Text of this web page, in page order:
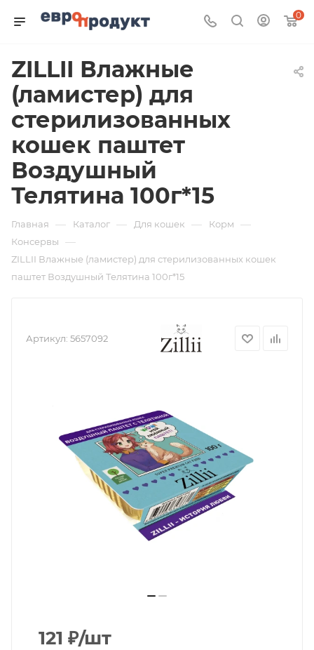
0
ZILLII Влажные
(ламистер) для
стерилизованных
кошек паштет
Воздушный
Телятина 100г*15
Главная — Каталог — Для кошек — Корм —
Консервы —
ZILLII Влажные (ламистер) для стерилизованных кошек
паштет Воздушный Телятина 100г*15
Артикул: 5657092
121 ₽/шт